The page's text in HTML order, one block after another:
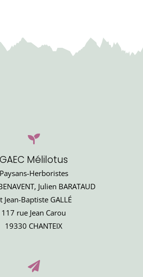
GAEC Mélilotus
Paysans-Herboristes
Julien BARATAUD
Jean-Baptiste GALLÉ
117 rue Jean Carou
19330 CHANTEIX